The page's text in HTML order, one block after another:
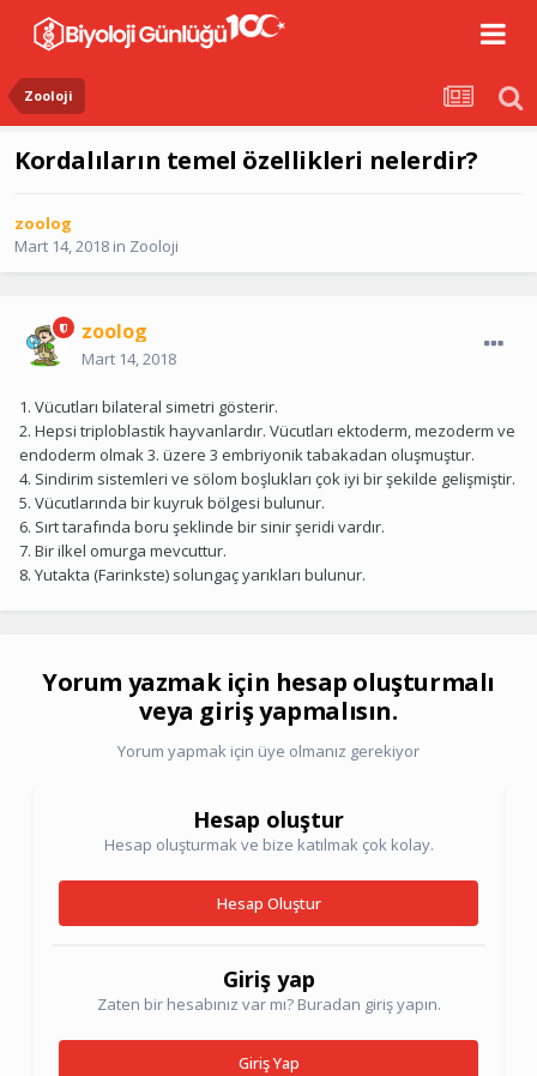
Zooloji
Kordalıların temel özellikleri nelerdir?
zoolog
Mart 14, 2018 in Zooloji
zoolog
Mart 14, 2018
1. Vücutları bilateral simetri gösterir.
2. Hepsi triploblastik hayvanlardır. Vücutları ektoderm, mezoderm ve
endoderm olmak 3. üzere 3 embriyonik tabakadan oluşmuştur.
4. Sindirim sistemleri ve sölom boşlukları çok iyi bir şekilde gelişmiştir.
5. Vücutlarında bir kuyruk bölgesi bulunur.
6. Sırt tarafında boru şeklinde bir sinir şeridi vardır.
7. Bir ilkel omurga mevcuttur.
8. Yutakta (Farinkste) solungaç yarıkları bulunur.
Yorum yazmak için hesap oluşturmalı
veya giriş yapmalısın.
Yorum yapmak için üye olmanız gerekiyor
Hesap oluştur
Hesap oluşturmak ve bize katılmak çok kolay.
Hesap Oluştur
Giriş yap
Zaten bir hesabınız var mı? Buradan giriş yapın.
Giriş Yap